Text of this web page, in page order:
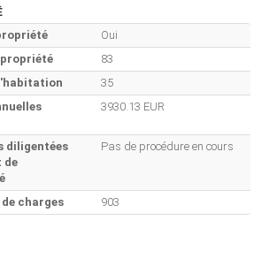
Oui
83
35
3930.13 EUR
diligentées
de
Pas de procédure en cours
charges 903